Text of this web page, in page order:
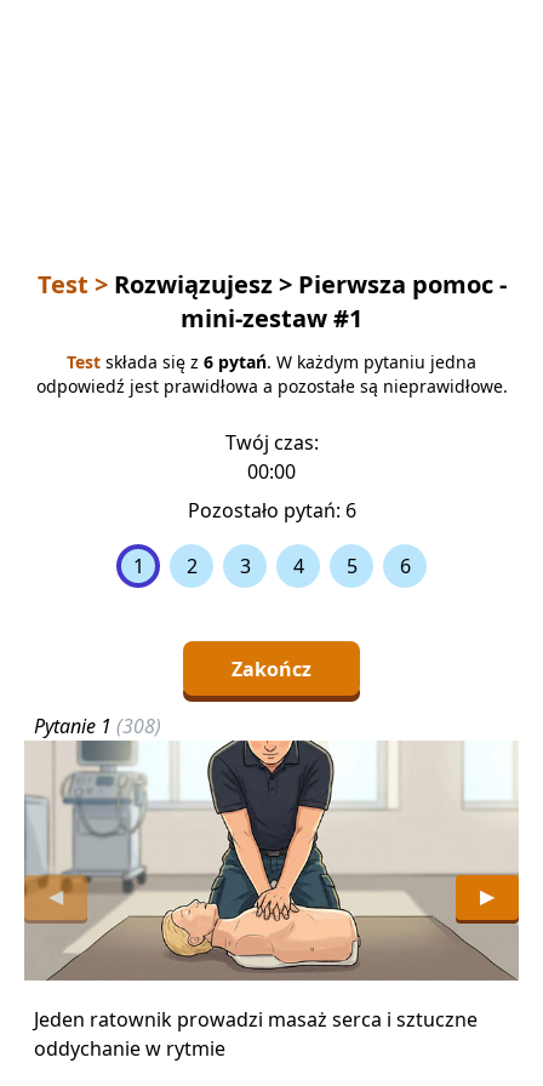
Test > Rozwiązujesz> Pierwsza pomoc -
mini-zestaw #1
Test składa się z 6 pytań. W każdym pytaniu jedna
odpowiedź jest prawidłowa a pozostałe są nieprawidłowe.
Twój czas:
00:00
Pozostało pytań: 6
1 2 3 4 5 6
Zakończ
◀ ▶
Pytanie 1 (308)
Jeden ratownik prowadzi masaż serca i sztuczne
oddychanie w rytmie